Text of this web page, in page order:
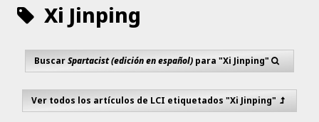
Xi Jinping
BuscarSpartacist (edición en español)para "Xi Jinping"
Ver todos los artículos de LCI etiquetados "Xi Jinping"